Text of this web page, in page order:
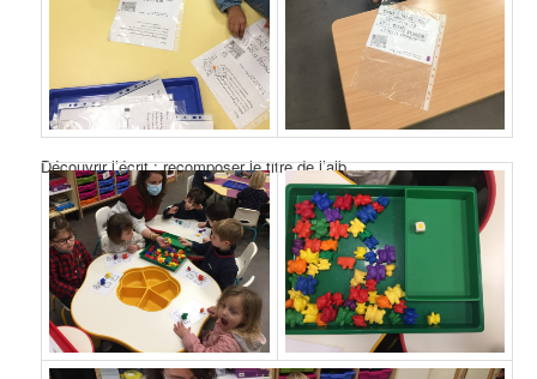
Découvrir l’écrit : recomposer le titre de l’alb.